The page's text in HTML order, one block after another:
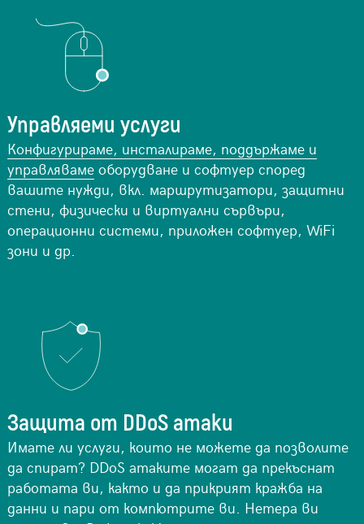
Управляеми услуги
Конфигурираме, инсталираме, поддържаме и
управляваме оборудване и софтуер според
вашите нужди, вкл. маршрутизатори, защитни
стени, физически и виртуални сървъри,
операционни системи, приложен софтуер, WiFi
зони и др.
Защита от DDoS атаки
Имате ли услуги, които не можете да позволите
да спират? DDoS атаките могат да прекъснат
работата ви, както и да прикрият кражба на
данни и пари от компютрите ви. Нетера ви